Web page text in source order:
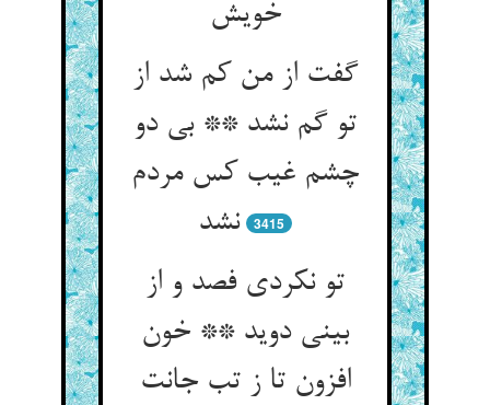
خویش
گفت از من کم شد از
تو گم نشد ** بی دو
چشم غیب کس مردم
نشد
3415
تو نکردی فصد و از
بینی دوید ** خون
افزون تا ز تب جانت